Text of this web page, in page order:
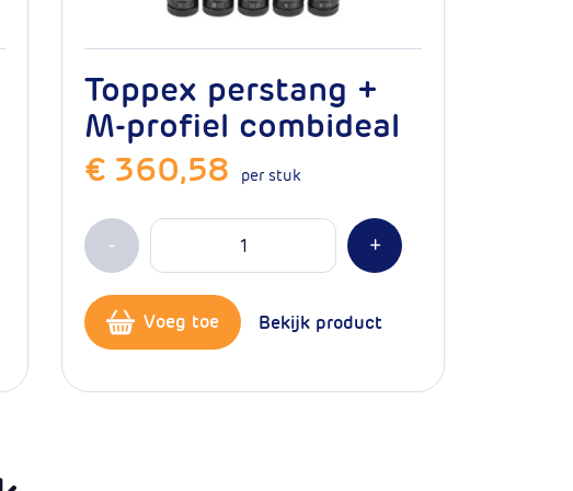
Toppex perstang +
M-profiel combideal
€ 360,58
per stuk
- Min 1
Aantal
+Plus 1
Voeg toe Bekijk product